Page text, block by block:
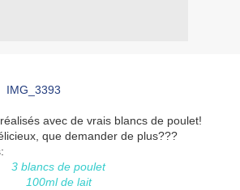
avec de vrais blancs de poulet!
que demander de plus???
3 blancs de poulet
100ml de lait